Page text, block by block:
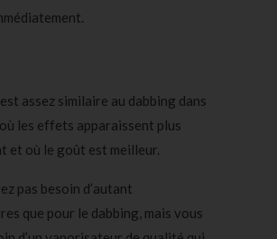
assez similaire au dabbing dans
les effets apparaissent plus
et où le goût est meilleur.
pas besoin d’autant
que pour le dabbing, mais vous